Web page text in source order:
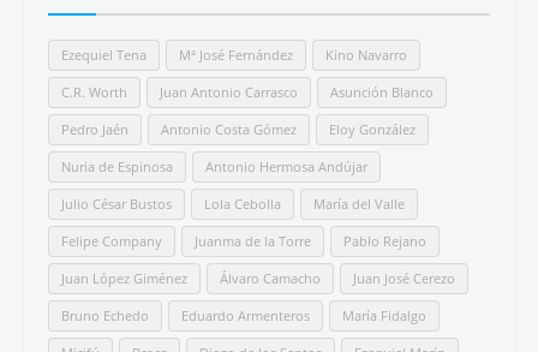
Ezequiel Tena Mª José Fernández Kino Navarro
C.R. Worth Juan Antonio Carrasco Asunción Blanco
Pedro Jaén Antonio Costa Gómez Eloy González
Nuria de Espinosa Antonio Hermosa Andújar
Julio César Bustos Lola Cebolla María del Valle
Felipe Company Juanma de la Torre Pablo Rejano
Juan López Giménez Álvaro Camacho Juan José Cerezo
Bruno Echedo Eduardo Armenteros María Fidalgo